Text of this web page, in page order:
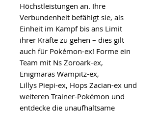
Höchstleistungen an. Ihre
Verbundenheit befähigt sie, als
Einheit im Kampf bis ans Limit
ihrer Kräfte zu gehen – dies gilt
auch für Pokémon-ex! Forme ein
Team mit Ns Zoroark-ex,
Enigmaras Wampitz-ex,
Lillys Piepi-ex, Hops Zacian-ex und
weiteren Trainer-Pokémon und
entdecke die unaufhaltsame